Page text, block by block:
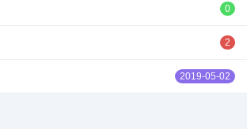
0
2
2019-05-02